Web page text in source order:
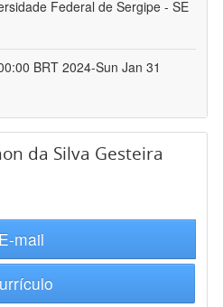
Federal de Sergipe - SE
BRT 2024-Sun Jan 31
da Silva Gesteira
E-mail